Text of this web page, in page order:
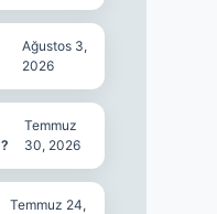
Ağustos 3,
2026
Temmuz
30, 2026
Temmuz 24,